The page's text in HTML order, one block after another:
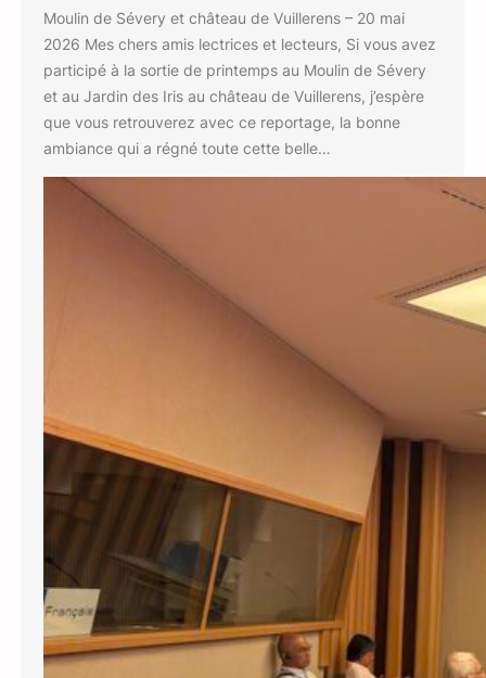
Moulin de Sévery et château de Vuillerens – 20 mai
2026 Mes chers amis lectrices et lecteurs, Si vous avez
participé à la sortie de printemps au Moulin de Sévery
et au Jardin des Iris au château de Vuillerens, j’espère
que vous retrouverez avec ce reportage, la bonne
ambiance qui a régné toute cette belle…